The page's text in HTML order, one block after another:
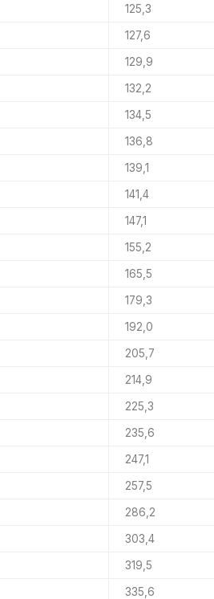
125,3
127,6
129,9
132,2
134,5
136,8
139,1
141,4
147,1
155,2
165,5
179,3
192,0
205,7
214,9
225,3
235,6
247,1
257,5
286,2
303,4
319,5
335,6